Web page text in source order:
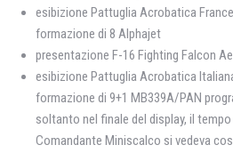
esibizione Pattuglia Acrobatica
formazione di 8 Alphajet
presentazione F-16 Fighting Falcon
esibizione Pattuglia Acrobatica
formazione di 9+1 MB339A/PAN
soltanto nel finale del display, il
Comandante Miniscalco si vedeva